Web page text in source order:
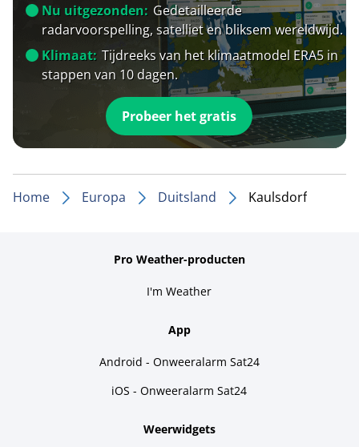
Nu uitgezonden: Gedetailleerde
radarvoorspelling, satelliet en bliksem wereldwijd.
Klimaat: Tijdreeks van het klimaatmodel ERA5 in
stappen van 10 dagen.
Probeer het gratis
Home Europa Duitsland Kaulsdorf
Pro Weather-producten
I'm Weather
App
Android - Onweeralarm Sat24
iOS - Onweeralarm Sat24
Weerwidgets